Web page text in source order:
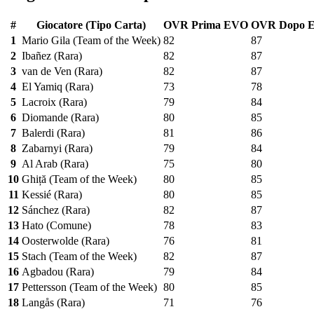
# Giocatore (Tipo Carta) OVR Prima EVO OVR Dopo
1 Mario Gila (Team of the Week) 82
87
2 Ibañez (Rara) 82
87
3 van de Ven (Rara) 82
87
4 El Yamiq (Rara) 73
78
5 Lacroix (Rara) 79
84
6 Diomande (Rara) 80
85
7 Balerdi (Rara) 81
86
8 Zabarnyi (Rara) 79
84
9 Al Arab (Rara) 75
80
10 Ghiță (Team of the Week) 80
85
11 Kessié (Rara) 80
85
12 Sánchez (Rara) 82
87
13 Hato (Comune) 78
83
14 Oosterwolde (Rara) 76
81
15 Stach (Team of the Week) 82
87
16 Agbadou (Rara) 79
84
17 Pettersson (Team of the Week) 80
85
18 Langås (Rara) 71
76